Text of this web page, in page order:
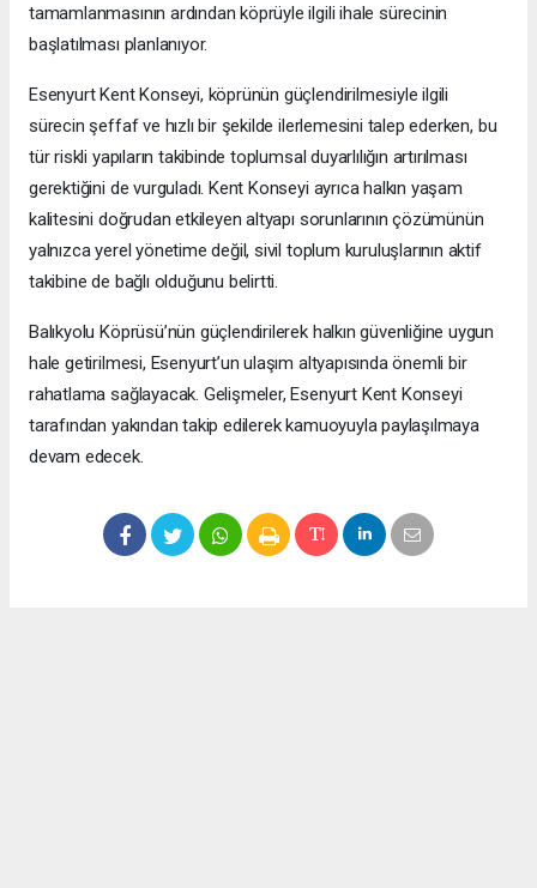
tamamlanmasının ardından köprüyle ilgili ihale sürecinin
başlatılması planlanıyor.
Esenyurt Kent Konseyi, köprünün güçlendirilmesiyle ilgili
sürecin şeffaf ve hızlı bir şekilde ilerlemesini talep ederken, bu
tür riskli yapıların takibinde toplumsal duyarlılığın artırılması
gerektiğini de vurguladı. Kent Konseyi ayrıca halkın yaşam
kalitesini doğrudan etkileyen altyapı sorunlarının çözümünün
yalnızca yerel yönetime değil, sivil toplum kuruluşlarının aktif
takibine de bağlı olduğunu belirtti.
Balıkyolu Köprüsü’nün güçlendirilerek halkın güvenliğine uygun
hale getirilmesi, Esenyurt’un ulaşım altyapısında önemli bir
rahatlama sağlayacak. Gelişmeler, Esenyurt Kent Konseyi
tarafından yakından takip edilerek kamuoyuyla paylaşılmaya
devam edecek.